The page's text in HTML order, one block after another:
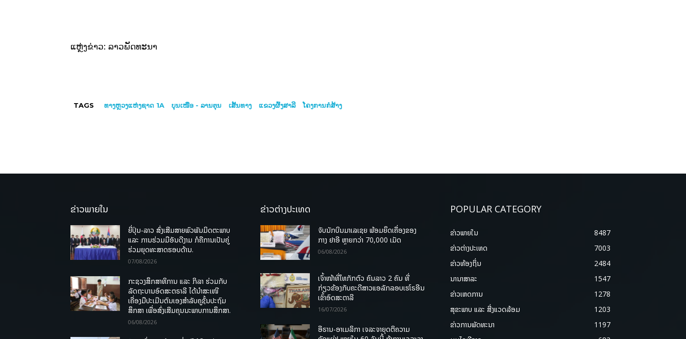
ແຫຼ່ງຂ່າວ: ລາວພັດທະນາ
TAGS ທາງຫຼວງແຫ່ງຊາດ 1A ບຸນເໜືອ - ລານຕຸນ ເສັ້ນທາງ ແຂວງຜົ້ງສາລີ ໂຄງການກໍ່ສ້າງ
ຂ່າວພາຍໃນ
ຍີ່ປຸ່ນ-ລາວ ສົ່ງເສີມສາຍພົວພັນມິດຕະພາບ
ແລະ ການຮ່ວມມືອັນດີງາມ ກໍຄືການເປັນຄູ່
ຮ່ວມຍຸດທະສາດຮອບດ້ານ.
07/08/2026
ກະຊວງສຶກສາທິການ ແລະ ກິລາ ຮ່ວມກັບ
ລັດຖະບານອົດສະຕຣາລີ ໄດ້ນຳສະເໜີ
ເຄື່ອງມືປະເມີນຕົນເອງສຳລັບຄູຊັ້ນປະຖົມ
ສຶກສາ ເພື່ອສົ່ງເສີມຄຸນນະພາບການສຶກສາ.
06/08/2026
ຂ່າວຕ່າງປະເທດ
ຈັບນັກບິນມາເລເຊຍ ພ້ອມຍຶດເຄື່ອງຂອງ
ກາງ ຢາອີ ຫຼາຍກວ່າ 70,000 ເມັດ
06/08/2026
ເຈົ້າໜ້າທີ່ໄທກັກຕົວ ຄົນລາວ 2 ຄົນ ທີ່
ກ່ຽວຂ້ອງກັບຄະດີສາວແອລັກລອບເຮໂຣອີນ
ເຂົ້າອົດສະຕາລີ
16/07/2026
ອີຣານ-ອາເມລິກາ ເຈລະຈາຍຸດຕິຄວາມ
POPULAR CATEGORY
ຂ່າວພາຍ​ໃນ
8487
ຂ່າວຕ່າງປະເທດ
7003
ຂ່າວທ້ອງຖິ່ນ
2484
ນານາສາລະ
1547
ຂ່າວເຫດການ
1278
ສຸຂະພາບ ແລະ ສີ່ງແວດລ້ອມ
1203
ຂ່າວການພັດທະນາ
1197